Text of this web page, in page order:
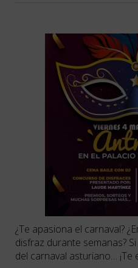
¿Te apasiona el carnaval?
disfraz durante semanas?
del carnaval asturiano…